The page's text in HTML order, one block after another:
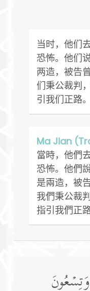
当时，他们
恐怖。他们
两造，被告
们秉公裁判
引我们正路。
Ma Jian
當時，他們
恐怖。他們
是兩造，被
我們秉公裁
指引我們正路